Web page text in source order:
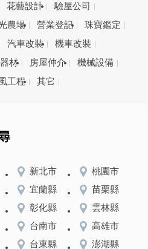
花藝設計
驗屋公司
農場 營業登記
珠寶鑑定
汽車改裝
機車改裝
材 房屋仲介
機械設備
工程 其它
新北市
桃園市
宜蘭縣
苗栗縣
彰化縣
雲林縣
台南市
高雄市
台東縣
澎湖縣